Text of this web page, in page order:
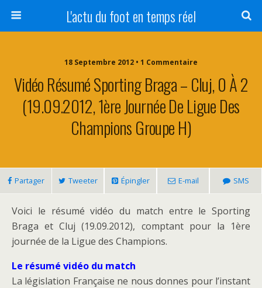
L'actu du foot en temps réel
18 Septembre 2012 • 1 Commentaire
Vidéo Résumé Sporting Braga – Cluj, 0 À 2
(19.09.2012, 1ère Journée De Ligue Des
Champions Groupe H)
Partager Tweeter Épingler E-mail SMS
Voici le résumé vidéo du match entre le Sporting
Braga et Cluj (19.09.2012), comptant pour la 1ère
journée de la Ligue des Champions.
Le résumé vidéo du match
La législation Française ne nous donnes pour l’instant